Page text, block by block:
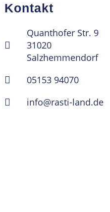
Kontakt
Quanthofer Str. 9
31020
Salzhemmendorf
05153 94070
info@rasti-land.de